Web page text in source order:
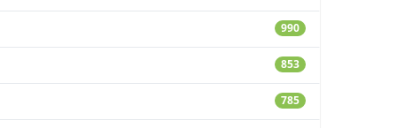
990
853
785